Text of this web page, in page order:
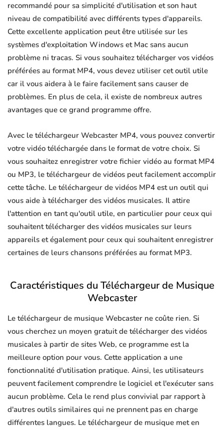
recommandé pour sa simplicité d'utilisation et son haut
niveau de compatibilité avec différents types d'appareils.
Cette excellente application peut être utilisée sur les
systèmes d'exploitation Windows et Mac sans aucun
problème ni tracas. Si vous souhaitez télécharger vos vidéos
préférées au format MP4, vous devez utiliser cet outil utile
car il vous aidera à le faire facilement sans causer de
problèmes. En plus de cela, il existe de nombreux autres
avantages que ce grand programme offre.
Avec le téléchargeur Webcaster MP4, vous pouvez convertir
votre vidéo téléchargée dans le format de votre choix. Si
vous souhaitez enregistrer votre fichier vidéo au format MP4
ou MP3, le téléchargeur de vidéos peut facilement accomplir
cette tâche. Le téléchargeur de vidéos MP4 est un outil qui
vous aide à télécharger des vidéos musicales. Il attire
l'attention en tant qu'outil utile, en particulier pour ceux qui
souhaitent télécharger des vidéos musicales sur leurs
appareils et également pour ceux qui souhaitent enregistrer
certaines de leurs chansons préférées au format MP3.
Caractéristiques du Téléchargeur de Musique
Webcaster
Le téléchargeur de musique Webcaster ne coûte rien. Si
vous cherchez un moyen gratuit de télécharger des vidéos
musicales à partir de sites Web, ce programme est la
meilleure option pour vous. Cette application a une
fonctionnalité d'utilisation pratique. Ainsi, les utilisateurs
peuvent facilement comprendre le logiciel et l'exécuter sans
aucun problème. Cela le rend plus convivial par rapport à
d'autres outils similaires qui ne prennent pas en charge
différentes langues. Le téléchargeur de musique met en